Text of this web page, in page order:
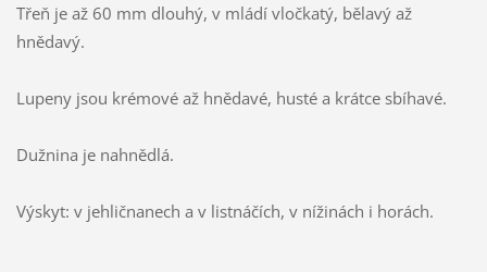
Třeň je až 60 mm dlouhý, v mládí vločkatý, bělavý až
hnědavý.
Lupeny jsou krémové až hnědavé, husté a krátce sbíhavé.
Dužnina je nahnědlá.
Výskyt: v jehličnanech a v listnáčích, v nížinách i horách.